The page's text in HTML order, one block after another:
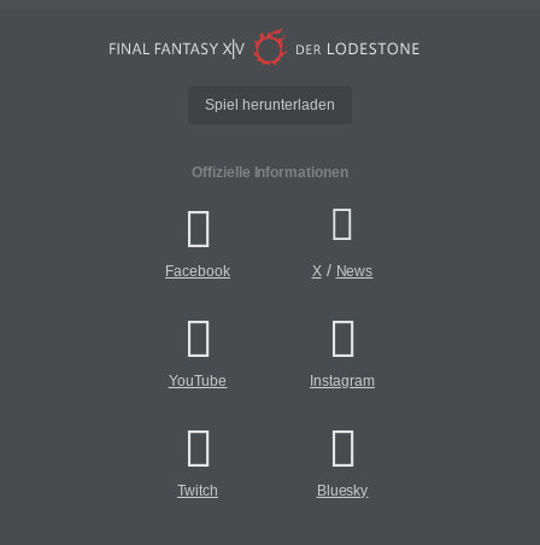
Spiel herunterladen
Offizielle Informationen
Facebook X/ News
YouTube Instagram
Twitch Bluesky